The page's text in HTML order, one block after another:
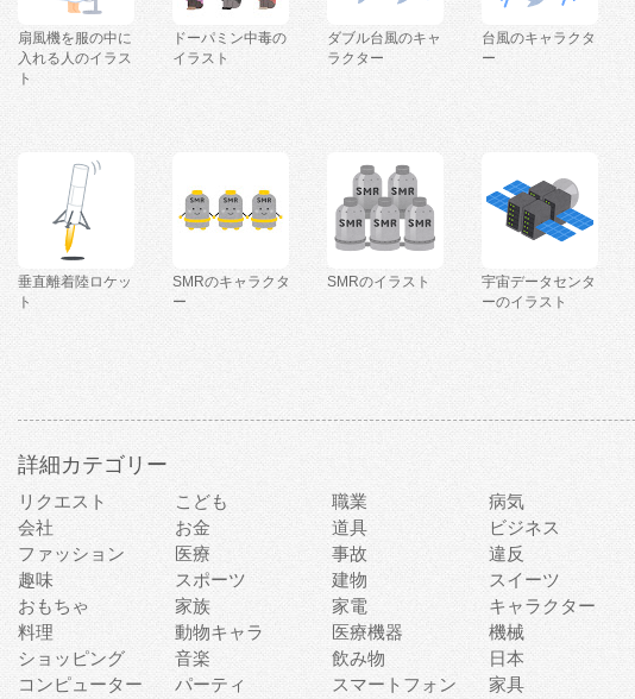
扇風機を服の中に
入れる人のイラス
ト
ドーパミン中毒の
イラスト
ダブル台風のキャ
ラクター
台風のキャラクタ
ー
垂直離着陸ロケッ
ト
SMRのキャラクタ
ー
SMRのイラスト
宇宙データセンタ
ーのイラスト
詳細カテゴリー
リクエスト こども 職業 病気
会社
お金 道具 ビジネス
ファッション
医療 事故 違反
趣味
スポーツ 建物 スイーツ
おもちゃ
家族 家電 キャラクター
料理
動物キャラ 医療機器 機械
ショッピング
音楽 飲み物 日本
コンピューター
パーティ スマートフォン 家具